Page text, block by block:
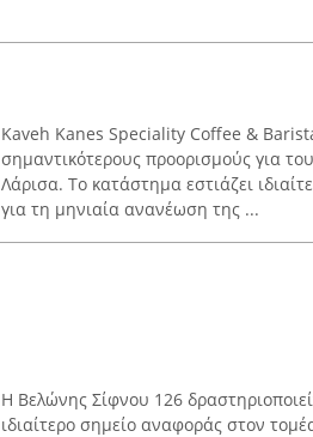
Kaveh Kanes Speciality Coffee &
σημαντικότερους προορισμούς για
Λάρισα. Το κατάστημα εστιάζει
για τη μηνιαία ανανέωση της ...
Η Βελώνης Σίφνου 126
ιδιαίτερο σημείο αναφοράς στον